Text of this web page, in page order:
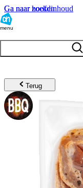
Ga naar hoofdinhoud
Ga naar zoeken
menu
Terug